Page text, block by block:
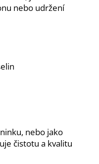
nebo udržení
nebo jako
čistotu a kvalitu